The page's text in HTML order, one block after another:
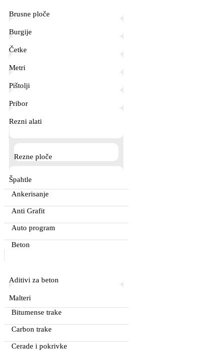
Brusne ploče
Burgije
Četke
Metri
Pištolji
Pribor
Rezni alati
Rezne ploče
Špahtle
Ankerisanje
Anti Grafit
Auto program
Beton
Aditivi za beton
Malteri
Bitumense trake
Carbon trake
Cerade i pokrivke